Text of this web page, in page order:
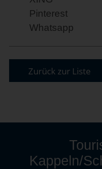
Pinterest
Whatsapp
Zurück zur Liste
Kappeln/